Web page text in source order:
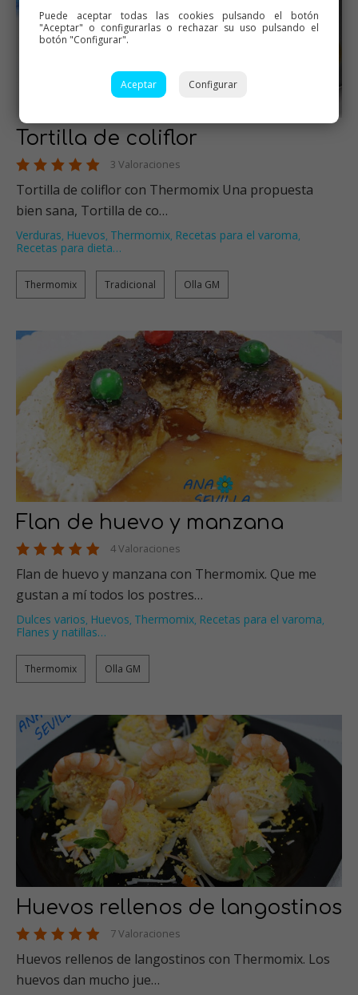
Tortilla de coliflor
3 Valoraciones
Tortilla de coliflor con Thermomix Una propuesta
bien sana, Tortilla de co…
Verduras, Huevos, Thermomix, Recetas para el varoma,
Recetas para dieta…
Thermomix Tradicional Olla GM
Flan de huevo y manzana
4 Valoraciones
Flan de huevo y manzana con Thermomix. Que me
gustan a mí todos los postres…
Dulces varios, Huevos, Thermomix, Recetas para el varoma,
Flanes y natillas…
Thermomix Olla GM
Huevos rellenos de langostinos
7 Valoraciones
Huevos rellenos de langostinos con Thermomix. Los
huevos dan mucho jue…
Puede aceptar todas las cookies pulsando el botón
"Aceptar" o configurarlas o rechazar su uso pulsando el
botón "Configurar".
Aceptar Configurar